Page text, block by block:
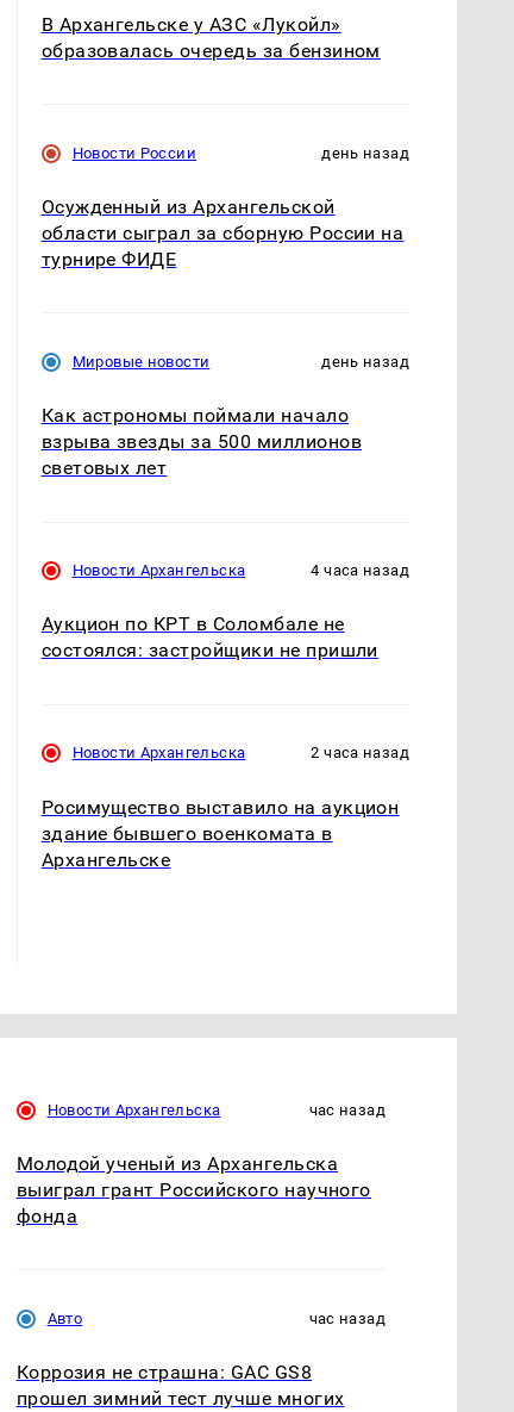
В Архангельске у АЗС «Лукойл»
образовалась очередь за бензином
Новости России день назад
Осужденный из Архангельской
области сыграл за сборную России на
турнире ФИДЕ
Мировые новости день назад
Как астрономы поймали начало
взрыва звезды за 500 миллионов
световых лет
Новости Архангельска 4 часа назад
Аукцион по КРТ в Соломбале не
состоялся: застройщики не пришли
Новости Архангельска 2 часа назад
Росимущество выставило на аукцион
здание бывшего военкомата в
Архангельске
Новости Архангельска час назад
Молодой ученый из Архангельска
выиграл грант Российского научного
фонда
Авто час назад
Коррозия не страшна: GAC GS8
прошел зимний тест лучше многих